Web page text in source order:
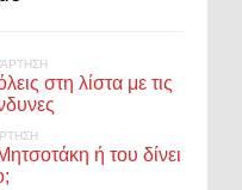
στη λίστα με τις
ή του δίνει